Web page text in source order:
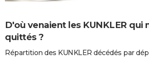
D'où venaient les KUNKLER qui
quittés ?
Répartition des KUNKLER décédés par